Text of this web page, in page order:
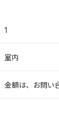
1
室内
金額は、お問い